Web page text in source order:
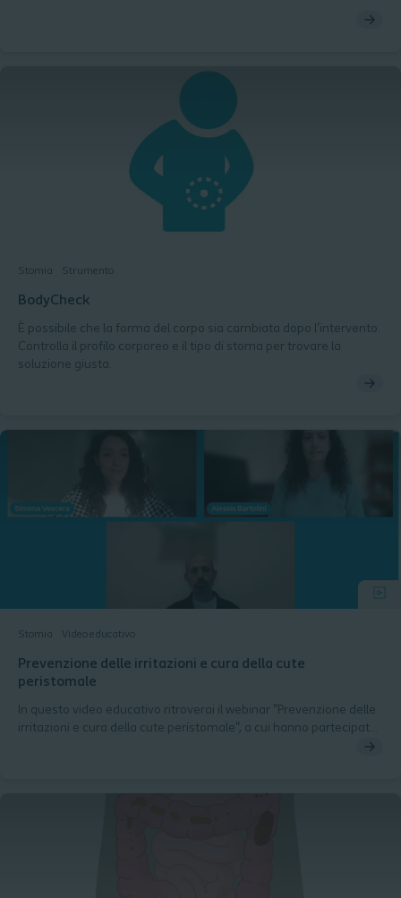
Stomia Strumento
BodyCheck
È possibile che la forma del corpo sia cambiata dopo l'intervento.
Controlla il profilo corporeo e il tipo di stoma per trovare la
soluzione giusta.
Stomia Video educativo
Prevenzione delle irritazioni e cura della cute
peristomale
In questo video educativo ritroverai il webinar "Prevenzione delle
irritazioni e cura della cute peristomale", a cui hanno partecipato
gli stomaterapisti Alessia Bartolini e Giovanni Sarritzu. Il webinar,